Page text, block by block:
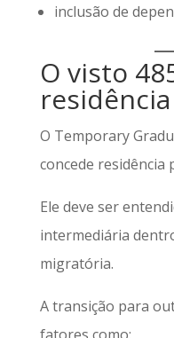
inclusão de
O visto
O Temporary
concede residência
Ele deve ser
intermediária
migratória.
A transição para